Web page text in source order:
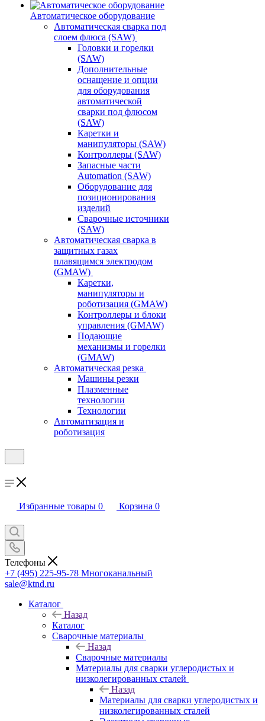
Автоматическое оборудование
Автоматическая сварка под
слоем флюса (SAW)
Головки и горелки
(SAW)
Дополнительные
оснащение и опции
для оборудования
автоматической
сварки под флюсом
(SAW)
Каретки и
манипуляторы (SAW)
Контроллеры (SAW)
Запасные части
Automation (SAW)
Оборудование для
позиционирования
изделий
Сварочные источники
(SAW)
Автоматическая сварка в
защитных газах
плавящимся электродом
(GMAW)
Каретки,
манипуляторы и
роботизация (GMAW)
Контроллеры и блоки
управления (GMAW)
Подающие
механизмы и горелки
(GMAW)
Автоматическая резка
Машины резки
Плазменные
технологии
Технологии
Автоматизация и
роботизация
Избранные товары 0 Корзина 0
Телефоны
+7 (495) 225-95-78 Многоканальный
sale@ktnd.ru
Каталог
Назад
Каталог
Сварочные материалы
Назад
Сварочные материалы
Материалы для сварки углеродистых и
низколегированных сталей
Назад
Материалы для сварки углеродистых и
низколегированных сталей